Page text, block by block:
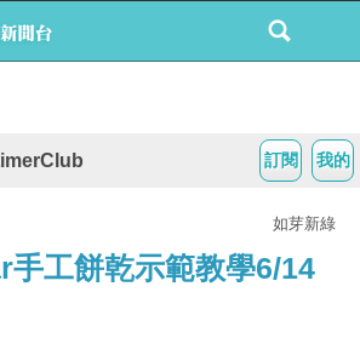
我的
訂閱
如芽新綠
手工餅乾示範教學6/14